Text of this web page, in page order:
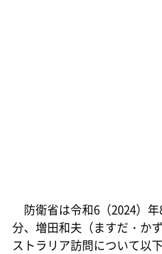
防衛省は令和6（2024）
分、増田和夫（ますだ・か
ストラリア訪問について以